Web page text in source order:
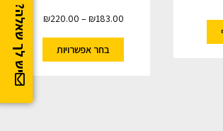
יש לך שאלה?
₪183.00
–
₪220.00
בחר אפשרויות